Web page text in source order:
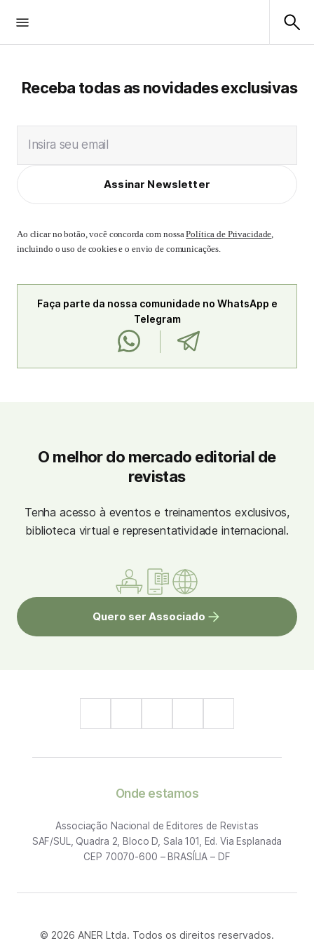
Receba todas as novidades exclusivas
Insira seu email
Assinar Newsletter
Ao clicar no botão, você concorda com nossaPolítica de Privacidade,
incluindo o uso de cookies e o envio de comunicações.
Faça parte da nossa comunidade no WhatsApp e
Telegram
O melhor do mercado editorial de
revistas
Tenha acesso à eventos e treinamentos exclusivos,
biblioteca virtual e representatividade internacional.
Quero ser Associado
Onde estamos
Associação Nacional de Editores de Revistas
SAF/SUL, Quadra 2, Bloco D, Sala 101, Ed. Via Esplanada
CEP 70070-600 – BRASÍLIA – DF
© 2026 ANER Ltda. Todos os direitos reservados.